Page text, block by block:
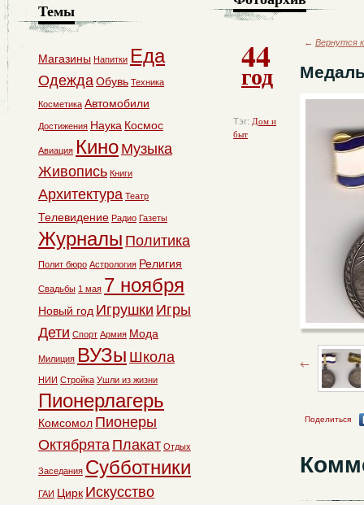
44
год
Тэг: Дом и
быт
← Вернутся
Поделиться
Темы
Магазины Напитки Еда
ОдеждаОбувь Техника
Косметика Автомобили
Достижения Наука Космос
Авиация Кино Музыка
Живопись Книги
Архитектура Театр
Телевидение Радио Газеты
Журналы Политика
Полит бюро Астрология Религия
Свадьбы 1 мая 7 ноября
Новый год Игрушки Игры
Дети Спорт Армия Мода
Милиция ВУЗы Школа
НИИ Стройка Ушли из жизни
Пионерлагерь
Комсомол Пионеры
Октябрята Плакат Отдых
Заседания Субботники
ГАИ Цирк Искусство